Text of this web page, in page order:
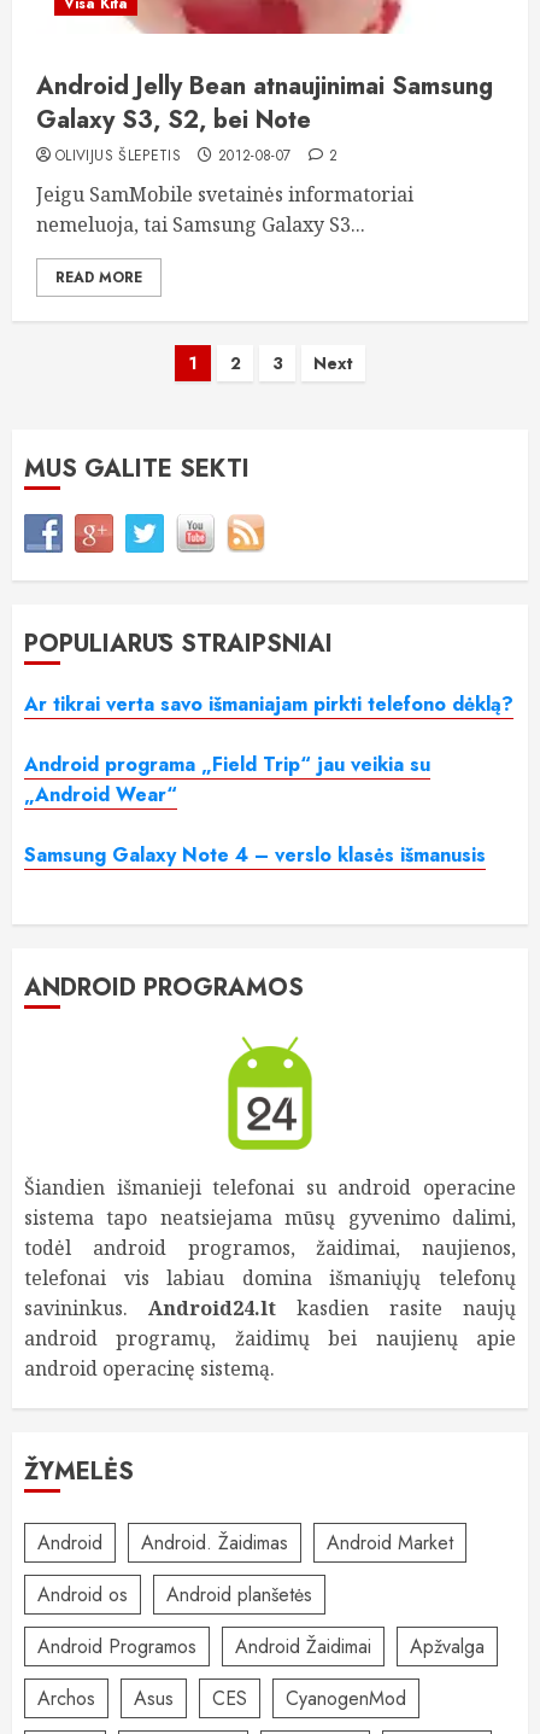
Android Jelly Bean atnaujinimai Samsung
Galaxy S3, S2, bei Note
OLIVIJUS ŠLEPETIS 2012-08-07 2
Jeigu SamMobile svetainės informatoriai
nemeluoja, tai Samsung Galaxy S3...
READ MORE
Įrašų
1 2 3 Next
MUS GALITE SEKTI
POPULIARŪS STRAIPSNIAI
Ar tikrai verta savo išmaniajam pirkti telefono dėklą?
Android programa „Field Trip“ jau veikia su
„Android Wear“
Samsung Galaxy Note 4 – verslo klasės išmanusis
ANDROID PROGRAMOS
Šiandien išmanieji telefonai su android operacine
sistema tapo neatsiejama mūsų gyvenimo dalimi,
todėl android programos, žaidimai, naujienos,
telefonai vis labiau domina išmaniųjų telefonų
savininkus. Android24.lt kasdien rasite naujų
android programų, žaidimų bei naujienų apie
android operacinę sistemą.
ŽYMELĖS
Android Android. Žaidimas
Android Market
Android os
Android planšetės
Android Programos
Android Žaidimai
Apžvalga
Archos
Asus CES
CyanogenMod